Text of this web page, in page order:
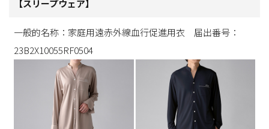
【スリープウェア】
一般的名称：家庭用遠赤外線血行促進用衣 届出番号：
23B2X10055RF0504